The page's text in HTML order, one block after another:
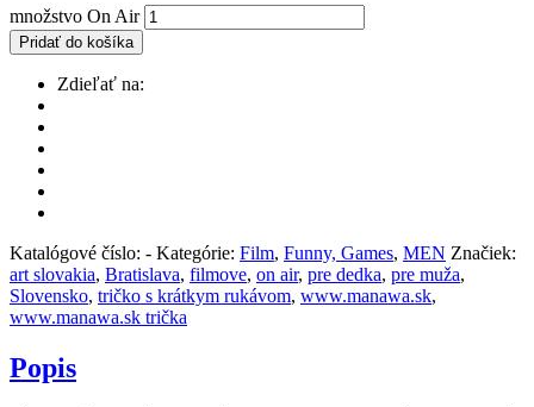
množstvo On Air
Pridať do košíka
Zdieľať na:
Katalógové číslo: - Kategórie: Film, Funny, Games, MEN Značiek:
art slovakia, Bratislava, filmove, on air, pre dedka, pre muža,
Slovensko, tričko s krátkym rukávom, www.manawa.sk,
www.manawa.sk trička
Popis